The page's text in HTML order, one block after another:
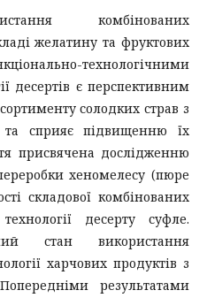
комбінованих
желатину та фруктових
технологічними
десертів є перспективним
солодких страв з
та сприяє підвищенню їх
присвячена дослідженню
хеномелесу (пюре
складової комбінованих
десерту суфле.
стан використання
харчових продуктів з
результатами